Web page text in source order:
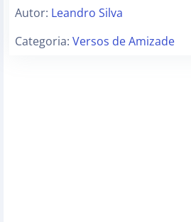
Autor: Leandro Silva
Categoria: Versos de Amizade